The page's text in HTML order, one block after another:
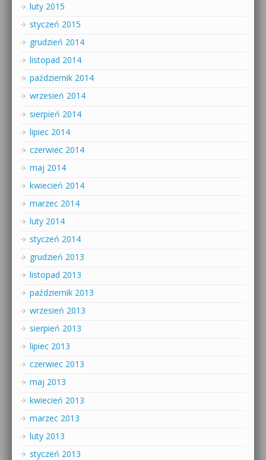
luty 2015
styczeń 2015
grudzień 2014
listopad 2014
październik 2014
wrzesień 2014
sierpień 2014
lipiec 2014
czerwiec 2014
maj 2014
kwiecień 2014
marzec 2014
luty 2014
styczeń 2014
grudzień 2013
listopad 2013
październik 2013
wrzesień 2013
sierpień 2013
lipiec 2013
czerwiec 2013
maj 2013
kwiecień 2013
marzec 2013
luty 2013
styczeń 2013